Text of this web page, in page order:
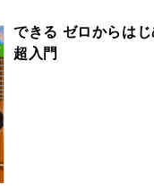
できる ゼロからは
超入門